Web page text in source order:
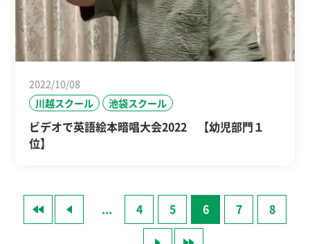
2022/10/08
川越スクール
池袋スクール
ビデオで英語絵本暗唱大会2022 【幼児部門１
位】
« « ... 4 5 6 7
8